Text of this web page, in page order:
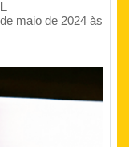
maio de 2024 às